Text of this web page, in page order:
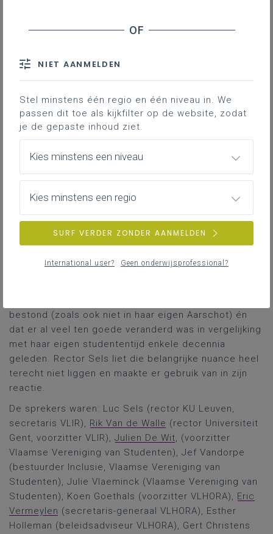
Voor dit stukje deed ik even een controle van mijn
een niet onaardige lijst van parlementaire activiteiten
over grensoverschrijdend gedrag in het hoger
onderwijs. Een zaak van verdere opvolging dus.
Logisch. Maar ik hoop nu wel dat diverse
uitvoering gaan krijgen zodat er voorts ook nóg meer
ten goede verandert in dit verband.Het Nieuwsblad
vatte de hoorzitting trouwens goed samen. Er zijn
belangrijke dingen gezegd. Tijd voor verdere
concrete actie nu.
Eén van die belangrijke dingen wil ik hier vooraf al
Rutten die zei (ik parafraseer) dat 100 procent
bestond (zoals ook niet in haar eigen Aarschot) én
dat er al veel ten goede veranderd was in vergelijking
met haar eigen studententijd enkele decennia
geleden. Rector Sels liet die belangrijke nuance heel
terecht niet liggen en maakte er gebruik van in zijn
reactie.
De sprekers waren: Luc Sels (rector KU Leuven,
secretaris VLIR), Rik Van de Walle (rector Universiteit
Gent, voorzitter VLIR), Julien De Wit, (voorzitter
Vlaamse Vereniging van Studenten), Jef Vandorpe
(bestuurder Inclusie, Vlaamse Vereniging van
Studenten), Julie Vlaeminck (Vlaamse Vereniging van
Studenten), Koen Goethals (voorzitter VLHORA), Eric
Vermeylen (secretaris-generaal VLHORA), Esther
Holleman (beleidsadviseur VLHORA), Gert Christens
NIET AANMELDEN
Stel minstens één regio en één niveau in. We
passen dit toe als kijkfilter op de website, zodat
je de gepaste inhoud ziet.
Kies minstens een niveau
Kies minstens een regio
SURF VERDER ZONDER AANMELDEN
International user? Geen onderwijsprofessional?